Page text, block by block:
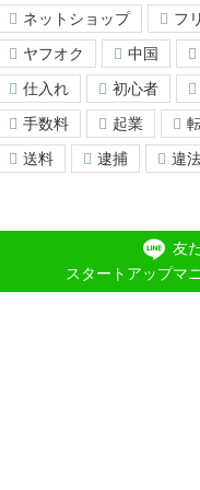
ネットショップ フ
ヤフオク
中国
仕入れ
初心者
手数料
起業
送料
逮捕 違
友
スタートアップマ